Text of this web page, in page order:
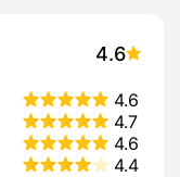
4.6
4.6
4.7
4.6
4.4